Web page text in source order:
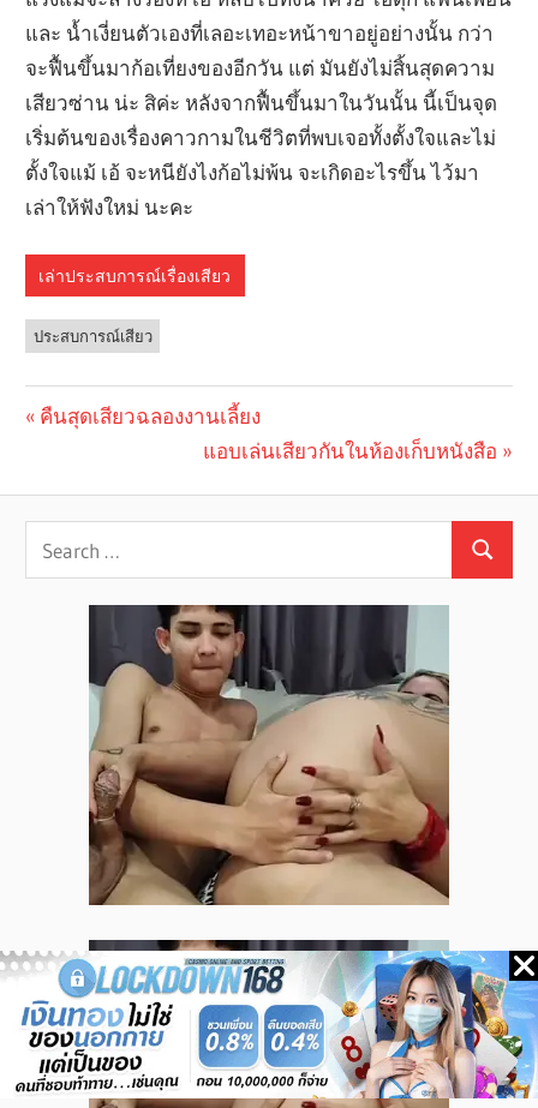
เล่าประสบการณ์เรื่องเสียว
ประสบการณ์เสียว
navigation
Previous
คืนสุดเสียวฉลองงานเลี้ยง
Next
แอบเล่นเสียวกันในห้องเก็บหนังสือ